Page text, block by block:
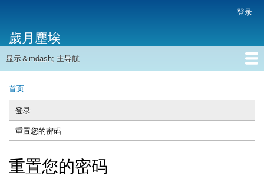
主
内
帐
户
菜
单
登录
歲月塵埃
主
航
显示＆mdash; 主导航
首页
面
包
屑
首页
主
标
登录
重置您的密码
动
标
签）
重置您的密码